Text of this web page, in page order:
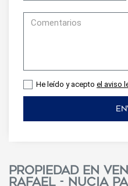
He leído y acepto el aviso
Propiedad en
Rafael - Nucia